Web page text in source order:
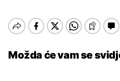
Možda će vam se